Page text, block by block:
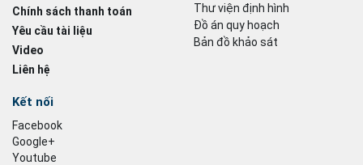
Chính sách thanh toán
Yêu cầu tài liệu
Video
Liên hệ
Thư viện định hình
Đồ án quy hoạch
Bản đồ khảo sát
Kết nối
Facebook
Google+
Youtube